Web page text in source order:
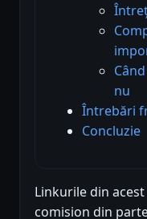
nu
Întrebări
Concluzie
Linkurile din
comision din